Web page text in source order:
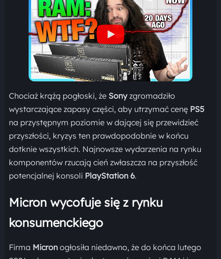
Chociaż krążą pogłoski, że Sonyzgromadziło
wystarczające zapasy części, aby utrzymać cenęPS5
na przystępnym poziomie w dającej się przewidzieć
przyszłości, kryzys ten prawdopodobnie w końcu
dotknie wszystkich. Najnowsze wydarzenia na rynku
komponentów rzucają cień zwłaszcza na przyszłość
potencjalnej konsoli PlayStation 6.
Micron wycofuje się z rynku
konsumenckiego
Firma Micronogłosiła niedawno, że do końca lutego